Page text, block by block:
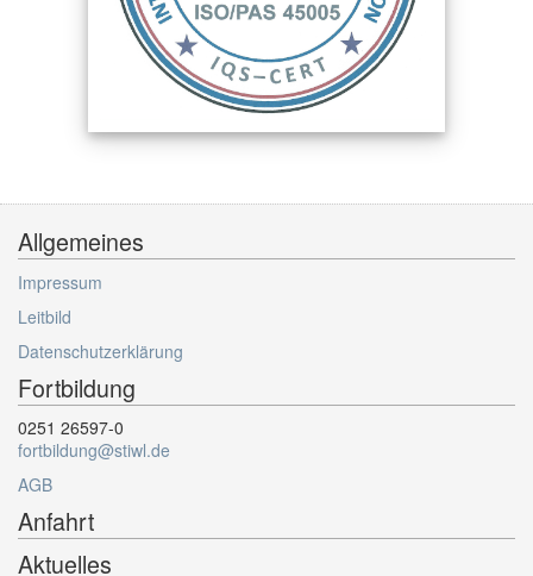
Allgemeines
Impressum
Leitbild
Datenschutzerklärung
Fortbildung
0251 26597-0
fortbildung@stiwl.de
AGB
Anfahrt
Aktuelles